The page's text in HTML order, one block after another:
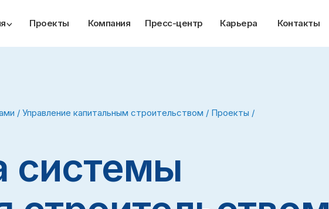
Контакты
Карьера
Пресс-центр
Компания
Проекты
/ Управление капитальным строительством / Проекты /
системы